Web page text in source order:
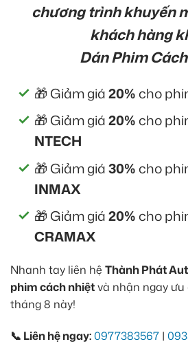
chương trình khuyến
khách hàng
Dán Phim
🎁 Giảm giá20%cho
🎁 Giảm giá20%cho
NTECH
🎁 Giảm giá30%cho
INMAX
🎁 Giảm giá20%cho
CRAMAX
Nhanh tay liên hệ Thành Phát
phim cách nhiệtvà nhận ngay
tháng 8 này!
📞 Liên hệ ngay:0977383567 |